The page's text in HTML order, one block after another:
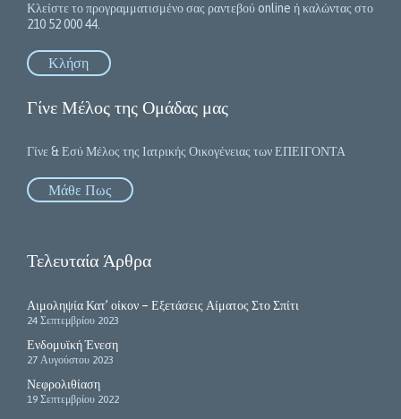
Κλείστε το προγραμματισμένο σας ραντεβού online ή καλώντας στο
210 52 000 44.
Κλήση
Γίνε Μέλος της Ομάδας μας
Γίνε & Εσύ Μέλος της Ιατρικής Οικογένειας των ΕΠΕΙΓΟΝΤΑ
Μάθε Πως
Τελευταία Άρθρα
Αιμοληψία Κατ’ οίκον – Εξετάσεις Αίματος Στο Σπίτι
24 Σεπτεμβρίου 2023
Ενδομυϊκή Ένεση
27 Αυγούστου 2023
Νεφρολιθίαση
19 Σεπτεμβρίου 2022